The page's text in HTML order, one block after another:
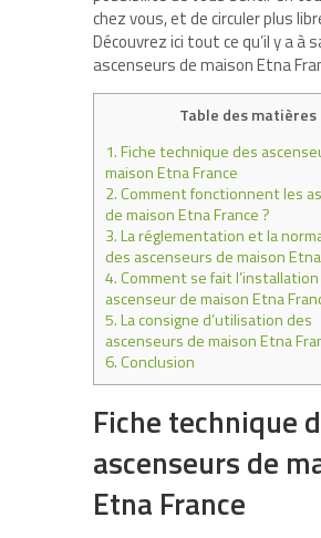
chez vous, et de circuler plus
Découvrez ici tout ce qu’il y a à
ascenseurs de maison Etna
Table des matières
1.Fiche technique des
maison Etna France
2.Comment fonctionnent les
de maison Etna France ?
3.La réglementation et la
des ascenseurs de maison
4.Comment se fait l’installation
ascenseur de maison Etna
5.La consigne d’utilisation des
ascenseurs de maison Etna
6.Conclusion
Fiche technique
ascenseurs de
Etna France